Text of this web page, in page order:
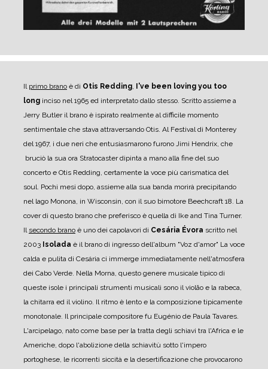
Il primo brano è di Otis Redding,
I've been loving you too
long inciso nel 1965 ed interpretato dallo stesso. Scritto assieme a
Jerry Butler il brano è ispirato realmente al difficile momento
sentimentale che stava attraversando Otis. Al Festival di Monterey
del 1967, i due neri che entusiasmarono furono Jimi Hendrix, che
bruciò la sua ora Stratocaster dipinta a mano alla fine del suo
concerto e Otis Redding, certamente la voce più carismatica del
soul. Pochi mesi dopo, assieme alla sua banda morirà precipitando
nel lago Monona, in Wisconsin, con il suo bimotore Beechcraft 18. La
cover di questo brano che preferisco è quella di Ike and Tina Turner.
Il secondo brano è uno dei capolavori di Cesária Évora scritto nel
2003 Isolada è il brano di ingresso dell'album "Voz d'amor" La voce
calda e pulita di Cesária ci immerge immediatamente nell'atmosfera
dei Cabo Verde. Nella Morna, questo genere musicale tipico di
queste isole i principali strumenti musicali sono il violão e la rabeca,
la chitarra ed il violino. Il ritmo è lento e la composizione tipicamente
monotonale. Il principale compositore fu Eugénio de Paula Tavares.
L'arcipelago, nato come base per la tratta degli schiavi tra l'Africa e le
Americhe, dopo l'abolizione della schiavitù sotto l'impero
portoghese, le ricorrenti siccità e la desertificazione che provocarono